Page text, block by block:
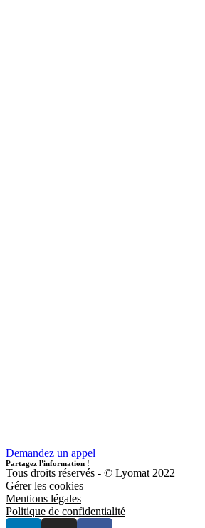
Demandez un appel
Partagez l'information !
Tous droits réservés - © Lyomat 2022
Gérer les cookies
Mentions légales
Politique de confidentialité